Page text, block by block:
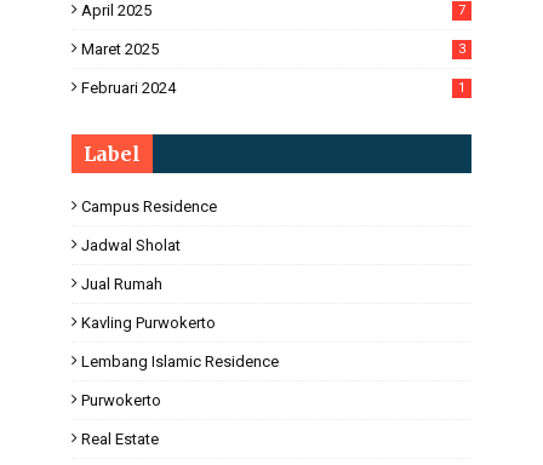
April 2025 7
Maret 2025 3
Februari 2024 1
Label
Campus Residence
Jadwal Sholat
Jual Rumah
Kavling Purwokerto
Lembang Islamic Residence
Purwokerto
Real Estate